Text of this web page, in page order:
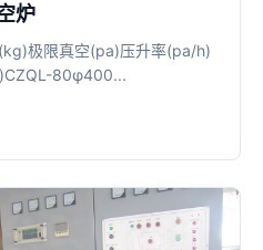
炉
极限真空(pa)压升率(pa/h)
80φ400...